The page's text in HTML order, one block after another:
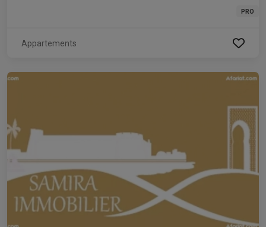
PRO
Appartements